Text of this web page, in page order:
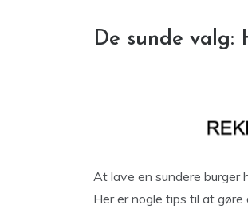
De sunde valg:
At lave en sundere burger
Her er nogle tips til at gøre